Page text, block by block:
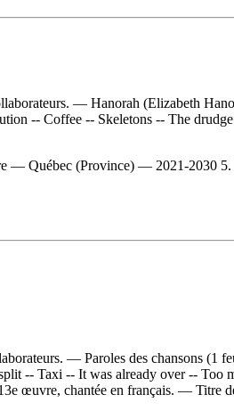
— Hanorah (Elizabeth
-- Coffee -- Skeletons -- The
Québec (Province) — 2021-2030 5.
— Paroles des chansons (1
-- Taxi -- It was already over -- Too
œuvre, chantée en français. — Titre